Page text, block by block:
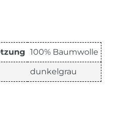
100% Baumwolle
dunkelgrau